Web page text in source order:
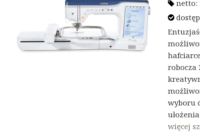
netto:
robocza
wyboru
więcej